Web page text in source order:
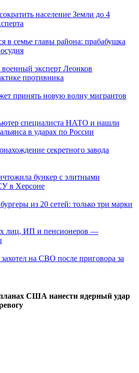
население Земли до 4
в семье главы района: прабабушка
эксперт Леонков
противника
принять новую волну мигрантов
специалиста НАТО и нашли
в ударах по России
секретного завода
бункер с элитными
в Херсоне
из 20 сетей: только три марки
лиц, ИП и пенсионеров —
на СВО после приговора за
США нанести ядерный удар